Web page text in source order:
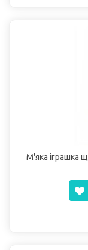
М'яка іграшка